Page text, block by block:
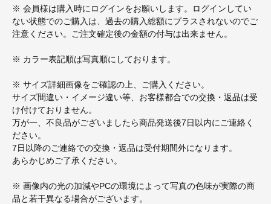
※ 会員様は購入時にログインをお願いします。ログインしてい
ない状態でのご購入は、過去の購入総額にプラスされないのでご
注意ください。ご注文確定後の金額の付与は出来ません。
※ カラー表記順は写真順にしております。
※ サイズ詳細画像をご確認の上、ご購入ください。
サイズ間違い・イメージ違い等、お客様都合での交換・返品は受
け付けておりません。
万が一、不良品がございましたら商品発送後7日以内にご連絡く
ださい。
7日以降のご連絡での交換・返品は受付期間外になります。
あらかじめご了承ください。
※ 画像内の光の加減やPCの環境によって写真の色味が実際の商
品と若干異なる場合がございます。